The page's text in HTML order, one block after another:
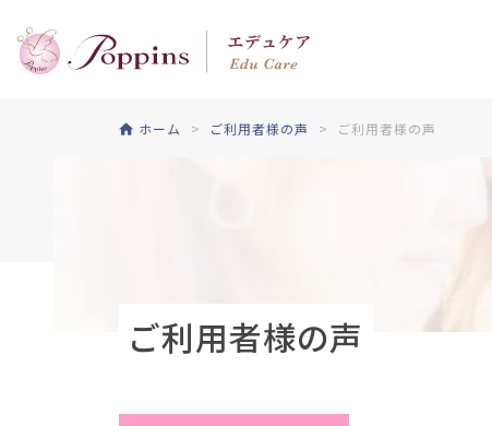
ホーム ご利用者様の声 ご利用者様の声
ご利用者様の声